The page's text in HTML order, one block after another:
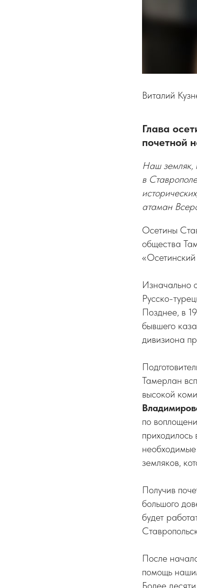
Виталий
Глава
почетной
Наш земляк,
в
атаман
Осетины
общества
Изначально
Русско-
Позднее, в
бывшего
дивизиона
Тамерлан
высокой
по
приходилось
земляков,
Получив
большого
будет
После
помощь
Более